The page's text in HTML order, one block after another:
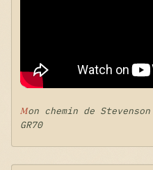
Mon chemin de Stevenson jour après jour — Rando
GR70